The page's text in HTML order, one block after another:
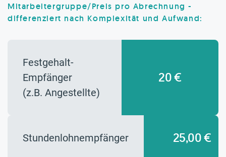
Mitarbeitergruppe/Preis pro Abrechnung -
differenziert nach Komplexität und Aufwand:
Festgehalt-
Empfänger
(z.B. Angestellte)
20 €
Stundenlohnempfänger 25,00 €